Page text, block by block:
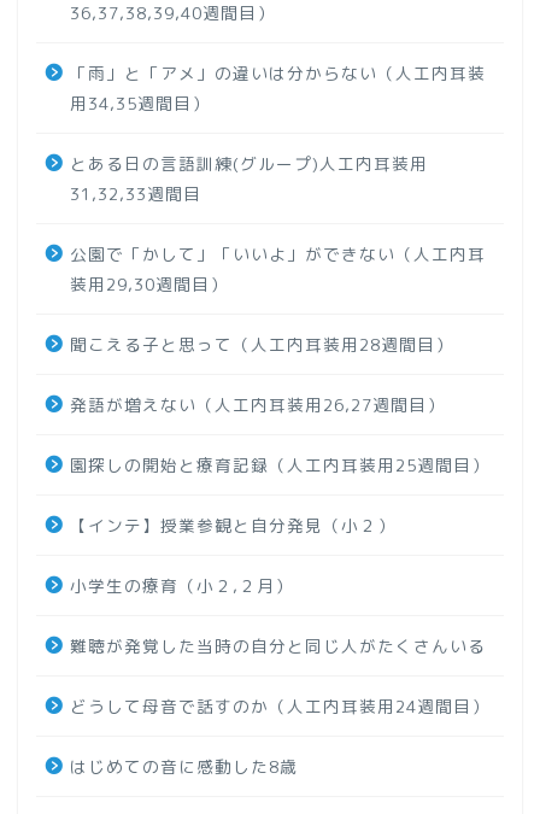
36,37,38,39,40週間目）
「雨」と「アメ」の違いは分からない（人工内耳装
用34,35週間目）
とある日の言語訓練(グループ)人工内耳装用
31,32,33週間目
公園で「かして」「いいよ」ができない（人工内耳
装用29,30週間目）
聞こえる子と思って（人工内耳装用28週間目）
発語が増えない（人工内耳装用26,27週間目）
園探しの開始と療育記録（人工内耳装用25週間目）
【インテ】授業参観と自分発見（小２）
小学生の療育（小２,２月）
難聴が発覚した当時の自分と同じ人がたくさんいる
どうして母音で話すのか（人工内耳装用24週間目）
はじめての音に感動した8歳